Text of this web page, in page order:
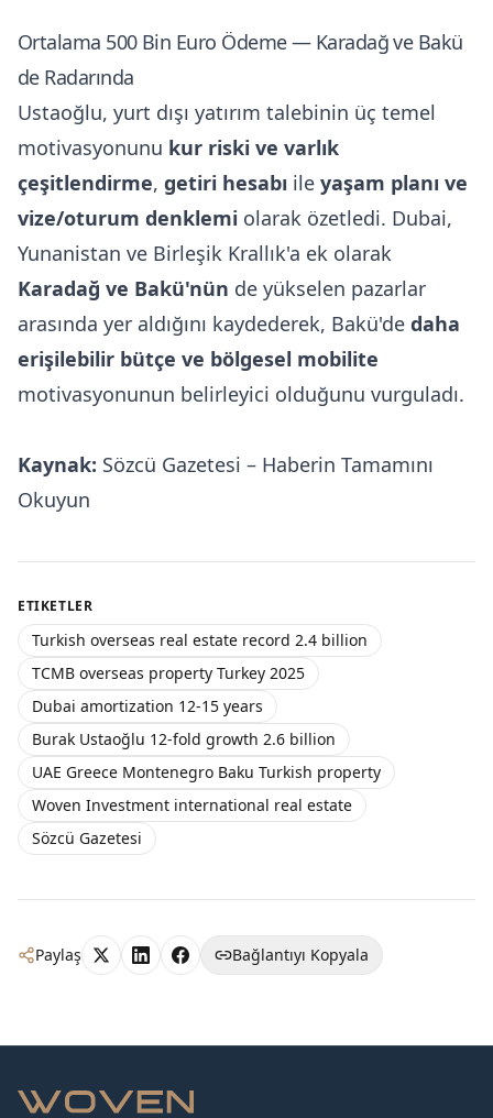
Ortalama 500 Bin Euro Ödeme — Karadağ ve Bakü
de Radarında
Ustaoğlu, yurt dışı yatırım talebinin üç temel
motivasyonunu kur riski ve varlık
çeşitlendirme, getiri hesabı ile yaşam planı ve
vize/oturum denklemi olarak özetledi. Dubai,
Yunanistan ve Birleşik Krallık'a ek olarak
Karadağ ve Bakü'nün de yükselen pazarlar
arasında yer aldığını kaydederek, Bakü'de daha
erişilebilir bütçe ve bölgesel mobilite
motivasyonunun belirleyici olduğunu vurguladı.
Kaynak: Sözcü Gazetesi – Haberin Tamamını
Okuyun
ETIKETLER
Turkish overseas real estate record 2.4 billion
TCMB overseas property Turkey 2025
Dubai amortization 12-15 years
Burak Ustaoğlu 12-fold growth 2.6 billion
UAE Greece Montenegro Baku Turkish property
Woven Investment international real estate
Sözcü Gazetesi
Paylaş Bağlantıyı Kopyala